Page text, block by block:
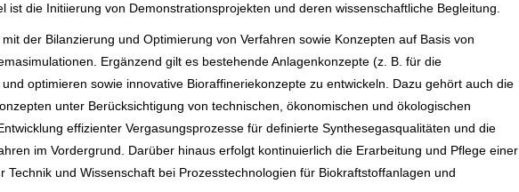
ist die Initiierung von Demonstrationsprojekten und deren wissenschaftliche Begleitung.
der Bilanzierung und Optimierung von Verfahren sowie Konzepten auf Basis von
Ergänzend gilt es bestehende Anlagenkonzepte (z. B. für die
optimieren sowie innovative Bioraffineriekonzepte zu entwickeln. Dazu gehört auch die
unter Berücksichtigung von technischen, ökonomischen und ökologischen
effizienter Vergasungsprozesse für definierte Synthesegasqualitäten und die
im Vordergrund. Darüber hinaus erfolgt kontinuierlich die Erarbeitung und Pflege einer
Technik und Wissenschaft bei Prozesstechnologien für Biokraftstoffanlagen und